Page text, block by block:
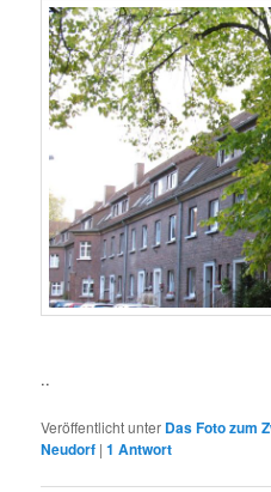
..
Veröffentlicht unter Das Foto zum
Neudorf |1 Antwort